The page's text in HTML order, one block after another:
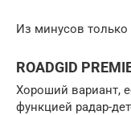
Из минусов
ROADGID
Хороший вариант,
функцией радар-